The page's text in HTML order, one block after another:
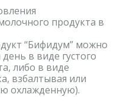
продукта в
“Бифидум” можно
в виде густого
либо в виде
взбалтывая или
охлажденную).